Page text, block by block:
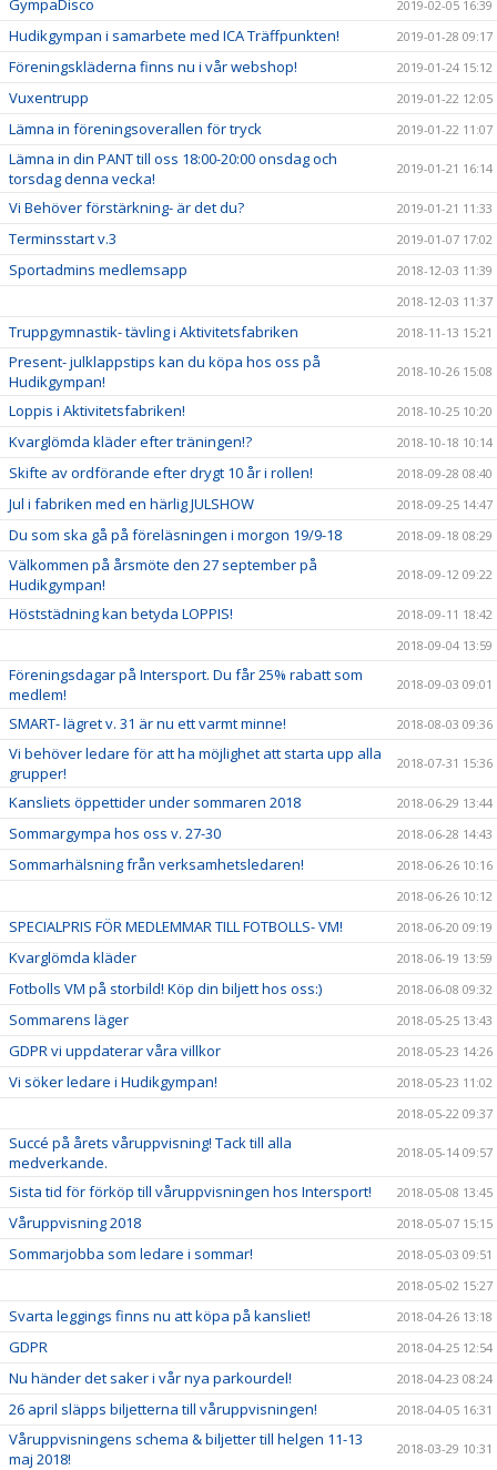
GympaDisco 2019-02-05 16:39
Hudikgympan i samarbete med ICA Träffpunkten! 2019-01-28 09:17
Föreningskläderna finns nu i vår webshop! 2019-01-24 15:12
Vuxentrupp 2019-01-22 12:05
Lämna in föreningsoverallen för tryck 2019-01-22 11:07
Lämna in din PANT till oss 18:00-20:00 onsdag och
torsdag denna vecka!
2019-01-21 16:14
Vi Behöver förstärkning- är det du? 2019-01-21 11:33
Terminsstart v.3 2019-01-07 17:02
Sportadmins medlemsapp
2018-12-03 11:39
2018-12-03 11:37
Truppgymnastik- tävling i Aktivitetsfabriken 2018-11-13 15:21
Present- julklappstips kan du köpa hos oss på
Hudikgympan!
2018-10-26 15:08
Loppis i Aktivitetsfabriken! 2018-10-25 10:20
Kvarglömda kläder efter träningen!? 2018-10-18 10:14
Skifte av ordförande efter drygt 10 år i rollen! 2018-09-28 08:40
Jul i fabriken med en härlig JULSHOW 2018-09-25 14:47
Du som ska gå på föreläsningen i morgon 19/9-18 2018-09-18 08:29
Välkommen på årsmöte den 27 september på
Hudikgympan!
2018-09-12 09:22
Höststädning kan betyda LOPPIS!
2018-09-11 18:42
2018-09-04 13:59
Föreningsdagar på Intersport. Du får 25% rabatt som
medlem!
2018-09-03 09:01
SMART- lägret v. 31 är nu ett varmt minne! 2018-08-03 09:36
Vi behöver ledare för att ha möjlighet att starta upp alla
grupper!
2018-07-31 15:36
Kansliets öppettider under sommaren 2018 2018-06-29 13:44
Sommargympa hos oss v. 27-30 2018-06-28 14:43
Sommarhälsning från verksamhetsledaren!
2018-06-26 10:16
2018-06-26 10:12
SPECIALPRIS FÖR MEDLEMMAR TILL FOTBOLLS- VM! 2018-06-20 09:19
Kvarglömda kläder 2018-06-19 13:59
Fotbolls VM på storbild! Köp din biljett hos oss:) 2018-06-08 09:32
Sommarens läger 2018-05-25 13:43
GDPR vi uppdaterar våra villkor 2018-05-23 14:26
Vi söker ledare i Hudikgympan!
2018-05-23 11:02
2018-05-22 09:37
Succé på årets våruppvisning! Tack till alla
medverkande.
2018-05-14 09:57
Sista tid för förköp till våruppvisningen hos Intersport! 2018-05-08 13:45
Våruppvisning 2018 2018-05-07 15:15
Sommarjobba som ledare i sommar!
2018-05-03 09:51
2018-05-02 15:27
Svarta leggings finns nu att köpa på kansliet! 2018-04-26 13:18
GDPR 2018-04-25 12:54
Nu händer det saker i vår nya parkourdel! 2018-04-23 08:24
26 april släpps biljetterna till våruppvisningen! 2018-04-05 16:31
Våruppvisningens schema & biljetter till helgen 11-13
maj 2018!
2018-03-29 10:31